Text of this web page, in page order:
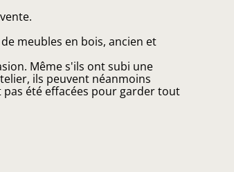
meubles en bois, ancien et
Même s'ils ont subi une
ils peuvent néanmoins
pas été effacées pour garder tout